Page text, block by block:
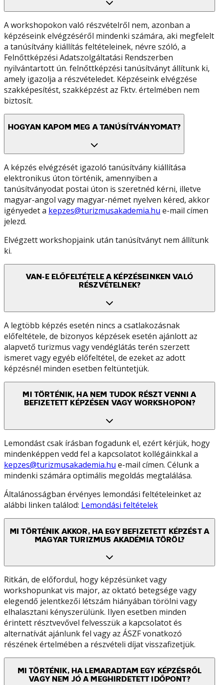
A workshopokon való részvételről nem, azonban a
képzéseink elvégzéséről mindenki számára, aki megfelelt
a tanúsítvány kiállítás feltételeinek, névre szóló, a
Felnőttképzési Adatszolgáltatási Rendszerben
nyilvántartott ún. felnőttképzési tanúsítványt állítunk ki,
amely igazolja a részvételedet. Képzéseink elvégzése
szakképesítést, szakképzést az Fktv. értelmében nem
biztosít.
HOGYAN KAPOM MEG A TANÚSÍTVÁNYOMAT?
A képzés elvégzését igazoló tanúsítvány kiállítása
elektronikus úton történik, amennyiben a
tanúsítványodat postai úton is szeretnéd kérni, illetve
magyar-angol vagy magyar-német nyelven kéred, akkor
igényedet a kepzes@turizmusakademia.hu e-mail címen
jelezd.
Elvégzett workshopjaink után tanúsítványt nem állítunk
ki.
VAN-E ELŐFELTÉTELE A KÉPZÉSEINKEN VALÓ
RÉSZVÉTELNEK?
A legtöbb képzés esetén nincs a csatlakozásnak
előfeltétele, de bizonyos képzések esetén ajánlott az
alapvető turizmus vagy vendéglátás terén szerzett
ismeret vagy egyéb előfeltétel, de ezeket az adott
képzésnél minden esetben feltüntetjük.
MI TÖRTÉNIK, HA NEM TUDOK RÉSZT VENNI A
BEFIZETETT KÉPZÉSEN VAGY WORKSHOPON?
Lemondást csak írásban fogadunk el, ezért kérjük, hogy
mindenképpen vedd fel a kapcsolatot kollégáinkkal a
kepzes@turizmusakademia.hu e-mail címen. Célunk a
mindenki számára optimális megoldás megtalálása.
Általánosságban érvényes lemondási feltételeinket az
alábbi linken találod: Lemondási feltételek
MI TÖRTÉNIK AKKOR, HA EGY BEFIZETETT KÉPZÉST A
MAGYAR TURIZMUS AKADÉMIA TÖRÖL?
Ritkán, de előfordul, hogy képzésünket vagy
workshopunkat vis major, az oktató betegsége vagy
elegendő jelentkezői létszám hiányában törölni vagy
elhalasztani kényszerülünk. Ilyen esetben minden
érintett résztvevővel felvesszük a kapcsolatot és
alternatívát ajánlunk fel vagy az ÁSZF vonatkozó
részének értelmében a részvételi díjat visszafizetjük.
MI TÖRTÉNIK, HA LEMARADTAM EGY KÉPZÉSRŐL
VAGY NEM JÓ A MEGHIRDETETT IDŐPONT?